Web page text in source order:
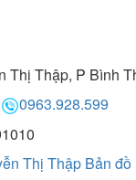
Thị Thập, P Bình
0963.928.599
Thị Thập Bản đồ